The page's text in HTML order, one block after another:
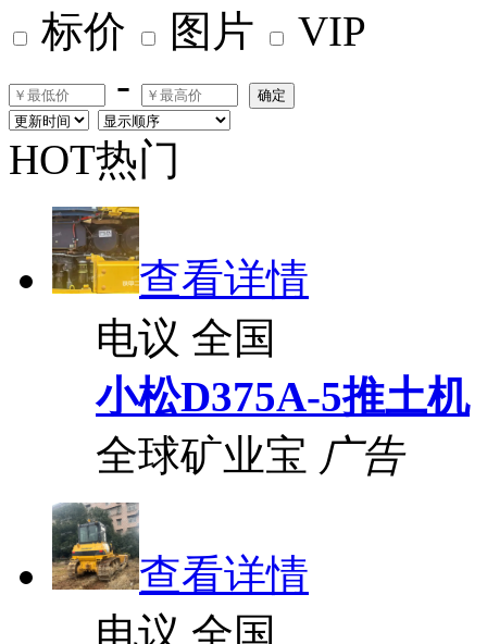
标价
图片
VIP
-
确定
HOT热门
查看详情
电议 全国
小松D375A-5推土机
全球矿业宝 广告
查看详情
电议 全国